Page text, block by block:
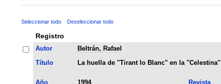
Seleccionar todo Deseleccionar todo
Registro
Autor
Beltrán, Rafael
Título
La huella de "Tirant lo Blanc" en la "Celestina"
Año 1994 Revista